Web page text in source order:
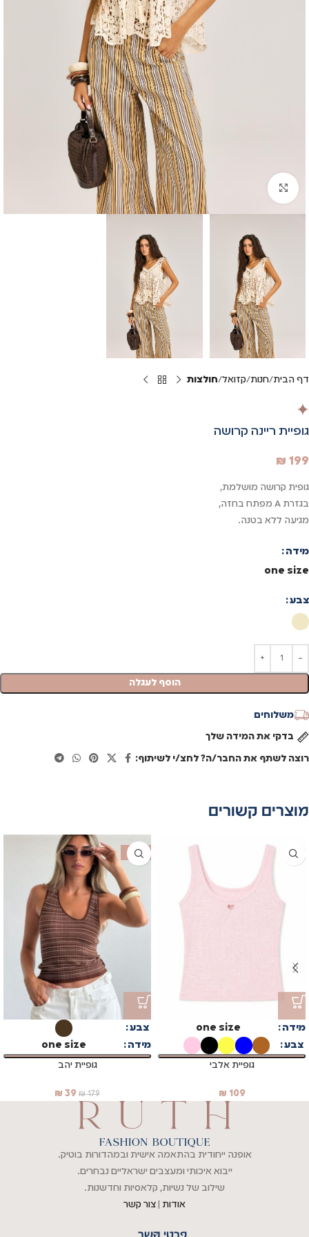
Click to enlarge
דף הבית חנות קזואל חולצות
גופיית ריינה קרושה
₪ 199
גופית קרושה מושלמת,
בגזרת A מפתח בחזה,
מגיעה ללא בטנה.
מידה
one size
צבע
הוסף לעגלה
משלוחים
בדקי את המידה שלך
רוצה לשתף את החבר/ה? לחצ/י לשיתוף:
מוצרים קשורים
מידה
one size
צבע
גופיית אלבי
₪ 109
SALE
צבע
מידה
one size
גופיית יהב
₪179
₪ 39
אופנה ייחודית בהתאמה אישית ובמהדורות בוטיק.
ייבוא איכותי ומעצבים ישראליים נבחרים.
שילוב של נשיות, קלאסיות וחדשנות.
אודות
צור קשר